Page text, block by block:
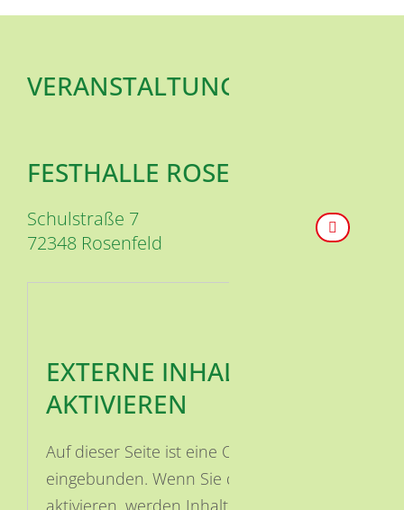
VERANSTALTUNGSORT
FESTHALLE ROSENFELD
Schulstraße 7
72348 Rosenfeld
EXTERNE INHALTE
AKTIVIEREN
Auf dieser Seite ist eine OSM Karte
eingebunden. Wenn Sie die Karte
aktivieren, werden Inhalte von OSM